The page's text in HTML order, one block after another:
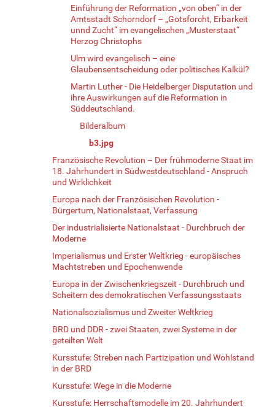
Einführung der Reformation „von oben“ in der
Amtsstadt Schorndorf – „Gotsforcht, Erbarkeit
unnd Zucht“ im evangelischen „Musterstaat“
Herzog Christophs
Ulm wird evangelisch – eine
Glaubensentscheidung oder politisches Kalkül?
Martin Luther - Die Heidelberger Disputation und
ihre Auswirkungen auf die Reformation in
Süddeutschland.
Bilderalbum
b3.jpg
Französische Revolution – Der frühmoderne Staat im
18. Jahrhundert in Südwestdeutschland - Anspruch
und Wirklichkeit
Europa nach der Französischen Revolution -
Bürgertum, Nationalstaat, Verfassung
Der industrialisierte Nationalstaat - Durchbruch der
Moderne
Imperialismus und Erster Weltkrieg - europäisches
Machtstreben und Epochenwende
Europa in der Zwischenkriegszeit - Durchbruch und
Scheitern des demokratischen Verfassungsstaats
Nationalsozialismus und Zweiter Weltkrieg
BRD und DDR - zwei Staaten, zwei Systeme in der
geteilten Welt
Kursstufe: Streben nach Partizipation und Wohlstand
in der BRD
Kursstufe: Wege in die Moderne
Kursstufe: Herrschaftsmodelle im 20. Jahrhundert